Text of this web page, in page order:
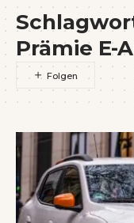
Prämie E-